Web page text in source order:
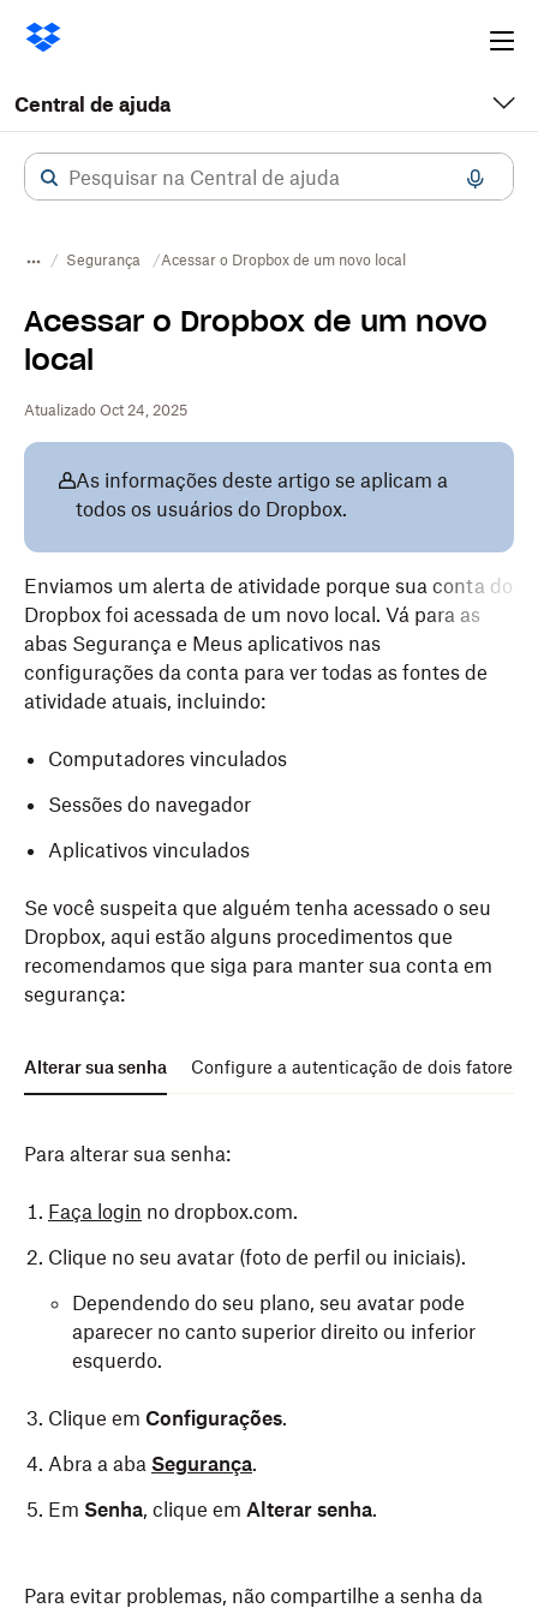
Central de ajuda
Segurança Acessar o Dropbox de um novo local
Acessar o Dropbox de um novo
local
Atualizado Oct 24, 2025
As informações deste artigo se aplicam a
todos os usuários do Dropbox.
Enviamos um alerta de atividade porque sua conta do
Dropbox foi acessada de um novo local. Vá para as
abas Segurança e Meus aplicativos nas
configurações da conta para ver todas as fontes de
atividade atuais, incluindo:
Computadores vinculados
Sessões do navegador
Aplicativos vinculados
Se você suspeita que alguém tenha acessado o seu
Dropbox, aqui estão alguns procedimentos que
recomendamos que siga para manter sua conta em
segurança:
Alterar sua senha Configure a autenticação de dois fatores
Para alterar sua senha:
Faça login no dropbox.com.
Clique no seu avatar (foto de perfil ou iniciais).
Dependendo do seu plano, seu avatar pode
aparecer no canto superior direito ou inferior
esquerdo.
Clique em Configurações.
Abra a aba Segurança.
Em Senha, clique em Alterar senha.
entrar na sua conta sem usar senha. Elas oferecem
Para evitar problemas, não compartilhe a senha da